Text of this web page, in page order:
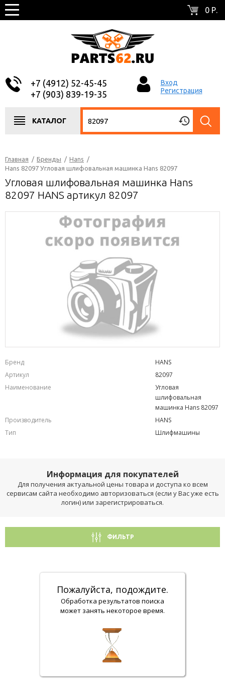
0 Р.
+7 (4912) 52-45-45
+7 (903) 839-19-35
Вход
Регистрация
КАТАЛОГ
Главная / Бренды / Hans /
Hans 82097 Угловая шлифовальная машинка Hans 82097
Угловая шлифовальная машинка Hans
82097 HANS артикул 82097
Бренд
HANS
Артикул
82097
Наименование
Угловая
шлифовальная
машинка Hans 82097
Производитель
HANS
Тип
Шлифмашины
Информация для покупателей
Для получения актуальной цены товара и доступа ко всем
сервисам сайта необходимо авторизоваться (если у Вас уже есть
логин) или зарегистрироваться.
ФИЛЬТР
Пожалуйста, подождите.
Обработка результатов поиска
может занять некоторое время.